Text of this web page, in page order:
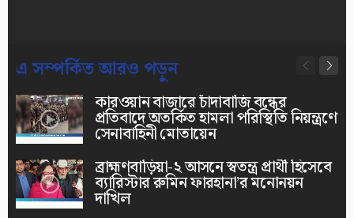
এ সম্পর্কিত আরও পড়ুন
কারওয়ান বাজারে চাঁদাবাজি বন্ধের
প্রতিবাদে অতর্কিত হামলা পরিস্থিতি নিয়ন্ত্রণে
সেনাবাহিনী মোতায়েন
ব্রাহ্মণবাড়িয়া-২ আসনে স্বতন্ত্র প্রার্থী হিসেবে
ব্যারিস্টার রুমিন ফারহানা’র মনোনয়ন
দাখিল